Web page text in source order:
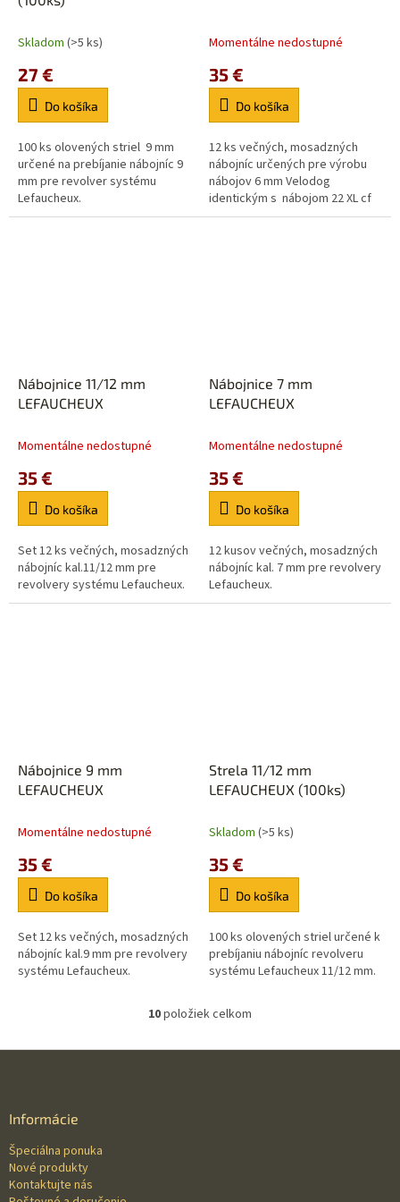
Skladom (>5 ks)
27 €
Do košíka
100 ks olovených striel 9 mm
určené na prebíjanie nábojníc 9
mm pre revolver systému
Lefaucheux.
Momentálne nedostupné
35 €
Do košíka
12 ks večných, mosadzných
nábojníc určených pre výrobu
nábojov 6 mm Velodog
identickým s nábojom 22 XL cf
Maynard.
Nábojnice 11/12 mm
LEFAUCHEUX
Momentálne nedostupné
35 €
Do košíka
Set 12 ks večných, mosadzných
nábojníc kal.11/12 mm pre
revolvery systému Lefaucheux.
Nábojnice 7 mm
LEFAUCHEUX
Momentálne nedostupné
35 €
Do košíka
12 kusov večných, mosadzných
nábojníc kal. 7 mm pre revolvery
Lefaucheux.
Nábojnice 9 mm
LEFAUCHEUX
Momentálne nedostupné
35 €
Do košíka
Set 12 ks večných, mosadzných
nábojníc kal.9 mm pre revolvery
systému Lefaucheux.
Strela 11/12 mm
LEFAUCHEUX (100ks)
Skladom (>5 ks)
35 €
Do košíka
100 ks olovených striel určené k
prebíjaniu nábojníc revolveru
systému Lefaucheux 11/12 mm.
O
l
10položiek celkom
Informácie
Špeciálna ponuka
Nové produkty
Kontaktujte nás